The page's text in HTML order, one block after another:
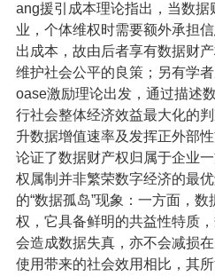
ang援引成本理论指出，当数
业，个体维权时需要额外承担
出成本，故由后者享有数据财
维护社会公平的良策；另有学
oase激励理论出发，通过描述
行社会整体经济效益最大化的
升数据增值速率及发挥正外部
论证了数据财产权归属于企业
权属制并非繁荣数字经济的最
的“数据孤岛”现象：一方面，
权，它具备鲜明的共益性特质
会造成数据失真，亦不会减损
使用带来的社会效用相比，其